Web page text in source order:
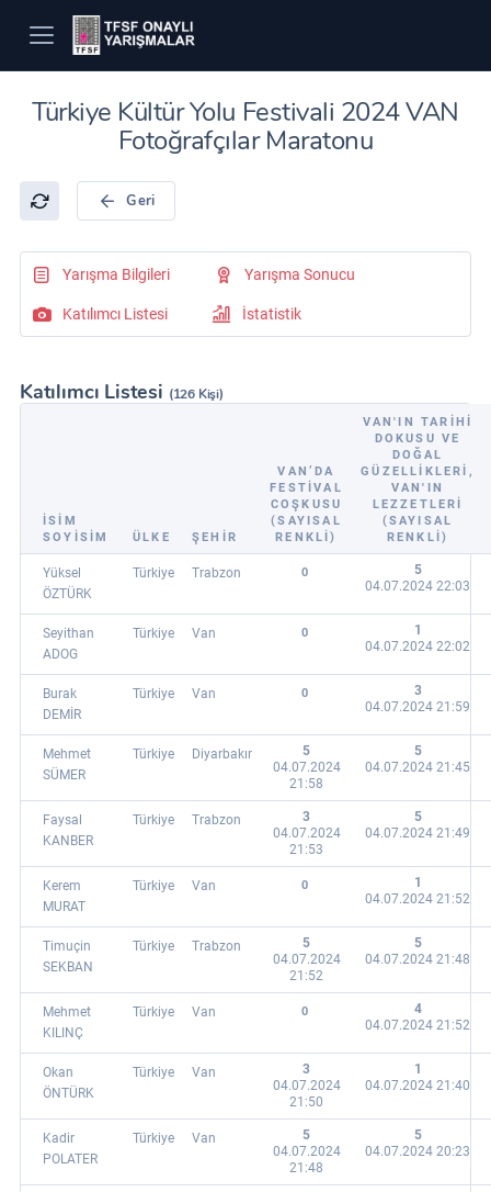
Türkiye Kültür Yolu Festivali 2024 VAN
Fotoğrafçılar Maratonu
Geri
Yarışma Bilgileri Yarışma Sonucu
Katılımcı Listesi İstatistik
Katılımcı Listesi (126 Kişi)
İSİM
SOYİSİM
ÜLKE ŞEHİR
VAN’DA
FESTIVAL
COŞKUSU
(SAYISAL
RENKLI)
VAN'IN TARIHI
DOKUSU VE
DOĞAL
GÜZELLIKLERI,
VAN'IN
LEZZETLERI
(SAYISAL
RENKLI)
Yüksel
ÖZTÜRK
Türkiye Trabzon 0
5
04.07.2024 22:03
Seyithan
ADOG
Türkiye Van 0
1
04.07.2024 22:02
Burak
DEMİR
Türkiye Van 0
3
04.07.2024 21:59
Mehmet
SÜMER
Türkiye Diyarbakır
5
04.07.2024
21:58
5
04.07.2024 21:45
Faysal
KANBER
Türkiye Trabzon
3
04.07.2024
21:53
5
04.07.2024 21:49
Kerem
MURAT
Türkiye Van 0
1
04.07.2024 21:52
Timuçin
SEKBAN
Türkiye Trabzon
5
04.07.2024
21:52
5
04.07.2024 21:48
Mehmet
KILINÇ
Türkiye Van 0
4
04.07.2024 21:52
Okan
ÖNTÜRK
Türkiye Van
3
04.07.2024
21:50
1
04.07.2024 21:40
Kadir
POLATER
Türkiye Van
5
04.07.2024
21:48
5
04.07.2024 20:23